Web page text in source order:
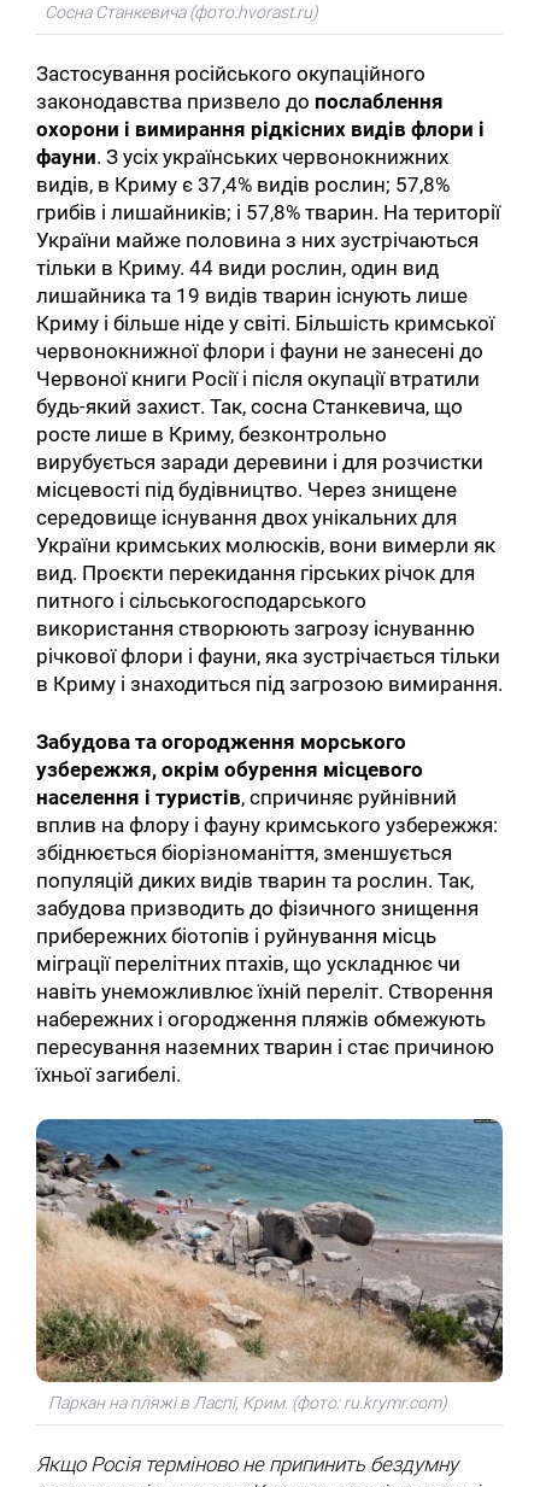
Пошук за запитом:
Сосна Станкевича (фото:hvorast.ru)
Застосування російського окупаційного
законодавства призвело до послаблення
охорони і вимирання рідкісних видів флори і
фауни. З усіх українських червонокнижних
видів, в Криму є 37,4% видів рослин; 57,8%
грибів і лишайників; і 57,8% тварин. На території
України майже половина з них зустрічаються
тільки в Криму. 44 види рослин, один вид
лишайника та 19 видів тварин існують лише
Криму і більше ніде у світі. Більшість кримської
червонокнижної флори і фауни не занесені до
Червоної книги Росії і після окупації втратили
будь-який захист. Так, сосна Станкевича, що
росте лише в Криму, безконтрольно
вирубується заради деревини і для розчистки
місцевості під будівництво. Через знищене
середовище існування двох унікальних для
України кримських молюсків, вони вимерли як
вид. Проєкти перекидання гірських річок для
питного і сільськогосподарського
використання створюють загрозу існуванню
річкової флори і фауни, яка зустрічається тільки
в Криму і знаходиться під загрозою вимирання.
Забудова та огородження морського
узбережжя, окрім обурення місцевого
населення і туристів, спричиняє руйнівний
вплив на флору і фауну кримського узбережжя:
збіднюється біорізноманіття, зменшується
популяцій диких видів тварин та рослин. Так,
забудова призводить до фізичного знищення
прибережних біотопів і руйнування місць
міграції перелітних птахів, що ускладнює чи
навіть унеможливлює їхній переліт. Створення
набережних і огородження пляжів обмежують
пересування наземних тварин і стає причиною
їхньої загибелі.
Паркан на пляжі в Ласпі, Крим. (фото: ru.krymr.com)
Якщо Росія терміново не припинить бездумну